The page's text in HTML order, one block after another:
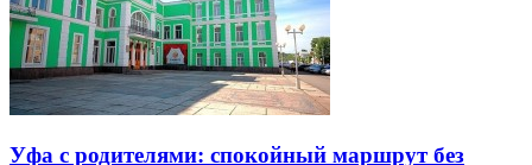
Уфа с родителями: спокойный маршрут без